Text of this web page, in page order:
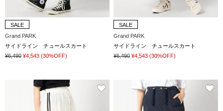
SALE
Grand PARK
サイドライン チュールスカート
¥6,490 ¥4,543 (30%OFF)
SALE
Grand PARK
サイドライン チュールスカート
¥6,490 ¥4,543 (30%OFF)